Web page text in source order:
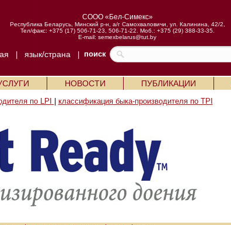
СООО «Бел-Симекс»
Республика Беларусь, Минский р-н, а/г Самохваловичи, ул. Калинина, 42/2,
Тел/факс: +375 (17) 506-71-23, 506-71-22. Моб.: +375 (29) 388-33-35.
E-mail: semexbelarus@tut.by
язык/страна| поиск
НОВОСТИ ПУБЛИКАЦИИ
по LPI классификация быка-производителя по TPI